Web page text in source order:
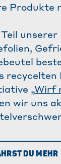
Produkte
unserer
recycelten
„Wirf
wir uns
DU MEHR